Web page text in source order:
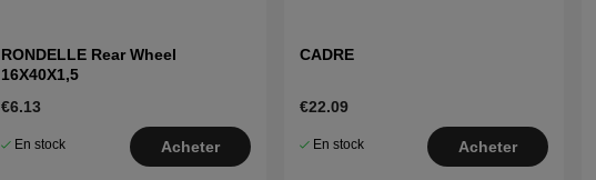
RONDELLE Rear Wheel
16X40X1,5
€6.13
En stock Acheter
CADRE
€22.09
En stock Acheter